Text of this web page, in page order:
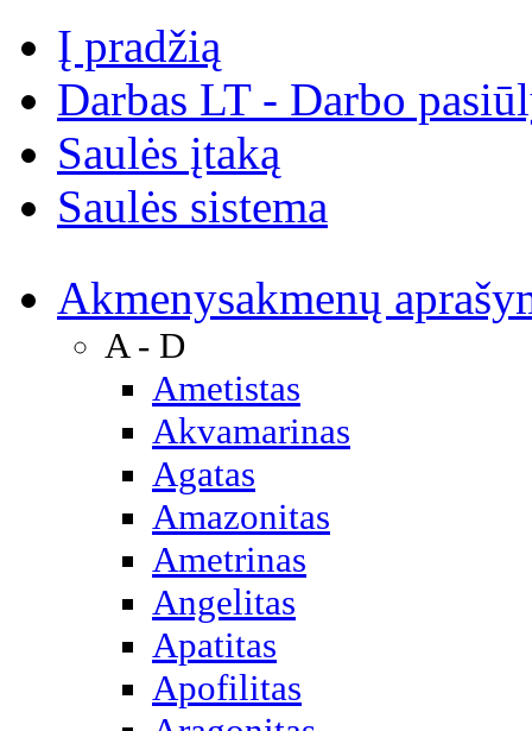
Į pradžią
Darbas LT - Darbo
Saulės įtaką
Saulės sistema
Akmenysakmenų
A - D
Ametistas
Akvamarinas
Agatas
Amazonitas
Ametrinas
Angelitas
Apatitas
Apofilitas